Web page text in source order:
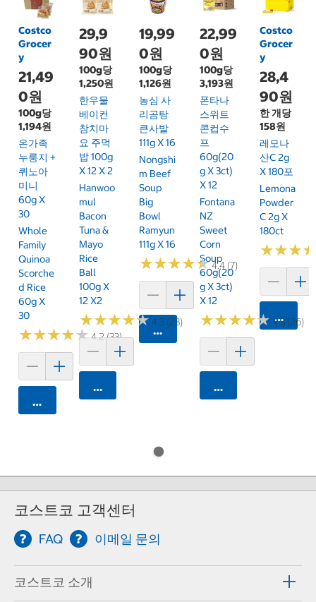
Costco
Grocer
y
21,49
0원
100g당
1,194원
온가족
누룽지 +
퀴노아
미니
60g X
30
Whole
Family
Quinoa
Scorche
D Rice
60g X
30
★★★★★
★★★★★4.2 (33)
카트에 담기
29,9
90원
100g당
1,250원
한우물
베이컨
참치마
요 주먹
밥 100g
X 12 X 2
Hanwoo
Mul
Bacon
Tuna &
Mayo
Rice
Ball
100g X
12 X2
★★★★★
★★★★★4.3 (23)
카트에 담기
19,99
0원
100g당
1,126원
농심 사
리곰탕
큰사발
111g X 16
Nongshi
M Beef
Soup
Big
Bowl
Ramyun
111g X 16
★★★★★
★★★★★4.4 (7)
카트에 담기
22,99
0원
100g당
3,193원
폰타나
스위트
콘컵수
프
60g(20
G X 3ct)
X 12
Fontana
NZ
Sweet
Corn
Soup
60g(20
G X 3ct)
X 12
★★★★★
★★★★★ 4.3 (26)
카트에 담기
Costco
Grocer
y
28,4
90원
한 개당
158원
레모나
산C 2g
X 180포
Lemona
Powder
C 2g X
180ct
★★★
★★★
카트에
코스트코 고객센터
FAQ 이메일 문의
코스트코 소개